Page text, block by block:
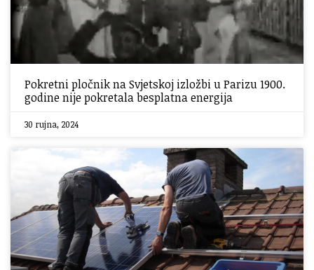
Pokretni pločnik na Svjetskoj izložbi u Parizu 1900.
godine nije pokretala besplatna energija
30 rujna, 2024